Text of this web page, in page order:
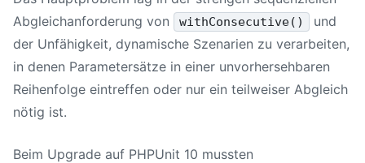
Abgleichanforderung von
withConsecutive()
und
der Unfähigkeit, dynamische Szenarien zu verarbeiten,
in denen Parametersätze in einer unvorhersehbaren
Reihenfolge eintreffen oder nur ein teilweiser Abgleich
nötig ist.
Beim Upgrade auf PHPUnit 10 mussten